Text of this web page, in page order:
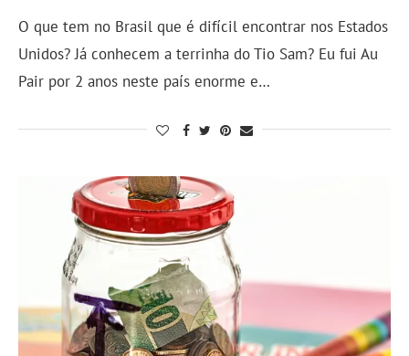
O que tem no Brasil que é difícil encontrar nos Estados
Unidos? Já conhecem a terrinha do Tio Sam? Eu fui Au
Pair por 2 anos neste país enorme e…